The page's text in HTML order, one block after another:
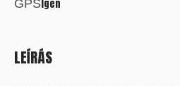
GPSIgen
LEÍRÁS